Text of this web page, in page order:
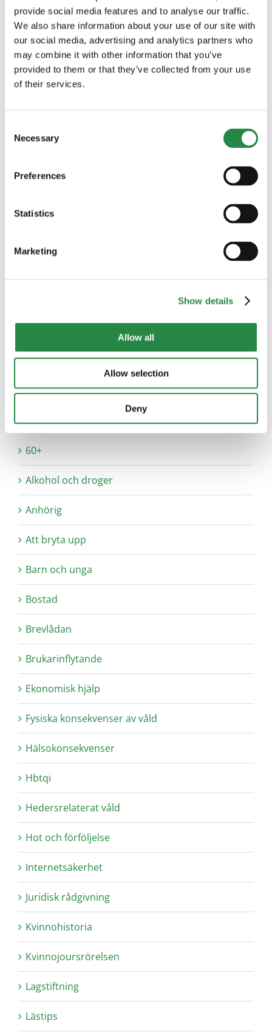
provide social media features and to analyse our traffic.
We also share information about your use of our site with
our social media, advertising and analytics partners who
may combine it with other information that you’ve
provided to them or that they’ve collected from your use
of their services.
Selection
Necessary
Preferences
Statistics
Marketing
Show details
Allow all
Allow selection
Deny
Stärkt hyresrättsligt skydd för
våldsutsatta kvinnor
Från 1 juli 2024 gäller ny lagstiftning med stärkt
hyresrättsligt skydd för våldsutsatta. Publicerad 21
relationer, och i synnerhet mäns våld mot kvinnor,
är ett stort samhällsproblem. Våld och andra
övergrepp inom ramen för relationen kan leda till
långtgående konsekvenser [...]
LADDA MER INLÄGG
efter:
BLOGGKATEGORIER
60+
Alkohol och droger
Anhörig
Att bryta upp
Barn och unga
Bostad
Brevlådan
Brukarinflytande
Ekonomisk hjälp
Fysiska konsekvenser av våld
Hälsokonsekvenser
Hbtqi
Hedersrelaterat våld
Hot och förföljelse
Internetsäkerhet
Juridisk rådgivning
Kvinnohistoria
Kvinnojoursrörelsen
Lagstiftning
Lästips